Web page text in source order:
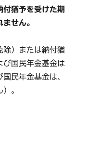
付猶予を受けた期
せん。
）または納付猶
び国民年金基金は
民年金基金は、
。